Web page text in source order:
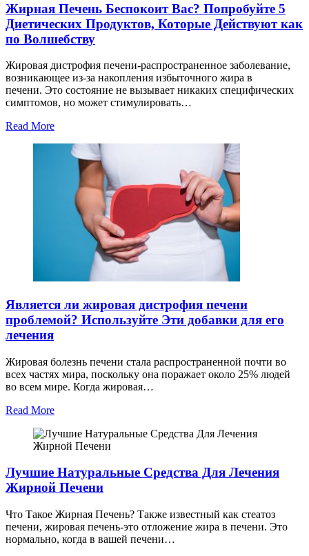
Жирная Печень Беспокоит Вас? Попробуйте 5
Диетических Продуктов, Которые Действуют как
по Волшебству
Жировая дистрофия печени-распространенное заболевание,
возникающее из-за накопления избыточного жира в
печени. Это состояние не вызывает никаких специфических
симптомов, но может стимулировать…
Read More
Является ли жировая дистрофия печени
проблемой? Используйте Эти добавки для его
лечения
Жировая болезнь печени стала распространенной почти во
всех частях мира, поскольку она поражает около 25% людей
во всем мире. Когда жировая…
Read More
Лучшие Натуральные Средства Для Лечения
Жирной Печени
Что Такое Жирная Печень? Также известный как стеатоз
печени, жировая печень-это отложение жира в печени. Это
нормально, когда в вашей печени…